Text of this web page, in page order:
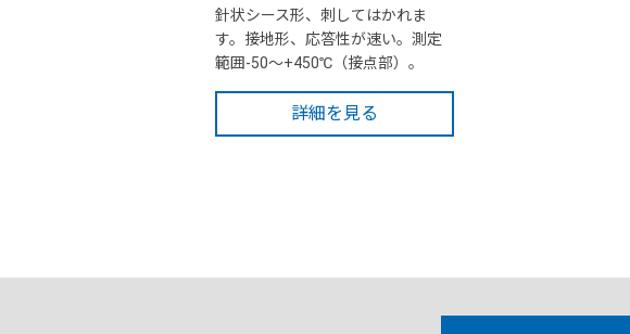
針状シース形、刺してはかれま
す。接地形、応答性が速い。測定
範囲-50～+450℃（接点部）。
詳細を見る